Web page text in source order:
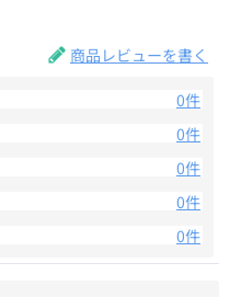
商品レビューを書く
0件
0件
0件
0件
0件